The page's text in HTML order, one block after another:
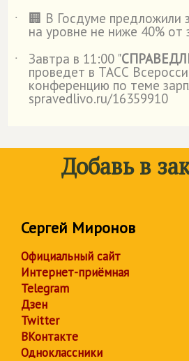
˙
🏢 В Госдуме предложили
на уровне не ниже 40% от
˙
Завтра в 11:00 "
проведет в ТАСС
конференцию по теме
spravedlivo.ru/16359910
Добавь в
Сергей Миронов
Официальный сайт
Интернет-приёмная
Telegram
Дзен
Twitter
ВКонтакте
Одноклассники